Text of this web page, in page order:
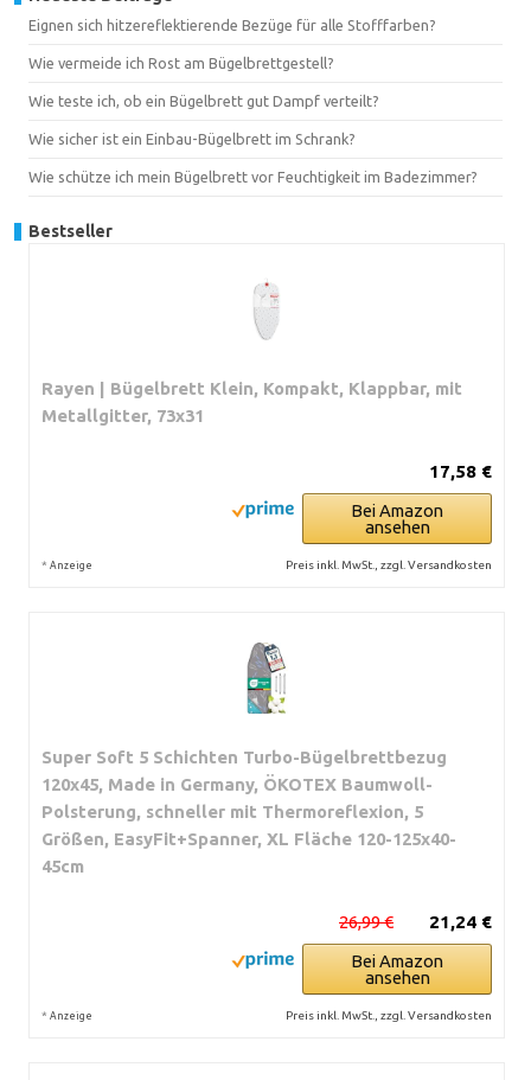
Eignen sich hitzereflektierende Bezüge für alle Stofffarben?
Wie vermeide ich Rost am Bügelbrettgestell?
Wie teste ich, ob ein Bügelbrett gut Dampf verteilt?
Wie sicher ist ein Einbau-Bügelbrett im Schrank?
Wie schütze ich mein Bügelbrett vor Feuchtigkeit im Badezimmer?
Bestseller
Rayen | Bügelbrett Klein, Kompakt, Klappbar, mit
Metallgitter, 73x31
17,58 €
Bei Amazon
ansehen
* Anzeige Preis inkl. MwSt., zzgl. Versandkosten
Super Soft 5 Schichten Turbo-Bügelbrettbezug
120x45, Made in Germany, ÖKOTEX Baumwoll-
Polsterung, schneller mit Thermoreflexion, 5
Größen, EasyFit+Spanner, XL Fläche 120-125x40-
45cm
21,24 €
26,99 €
Bei Amazon
ansehen
* Anzeige Preis inkl. MwSt., zzgl. Versandkosten